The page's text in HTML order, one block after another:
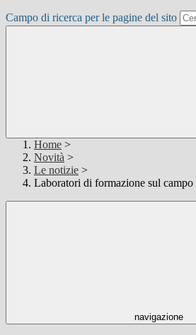
Campo di ricerca per le pagine del sito
Home >
Novità >
Le notizie >
Laboratori di formazione sul campo
navigazione